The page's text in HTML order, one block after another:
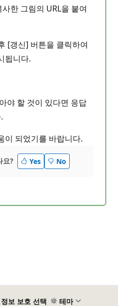
한 그림의 URL을 붙여
[갱신] 버튼을 클릭하여
됩니다.
야 할 것이 있다면 응답
이 되었기를 바랍니다.
요? Yes No
보 보호 선택 테마